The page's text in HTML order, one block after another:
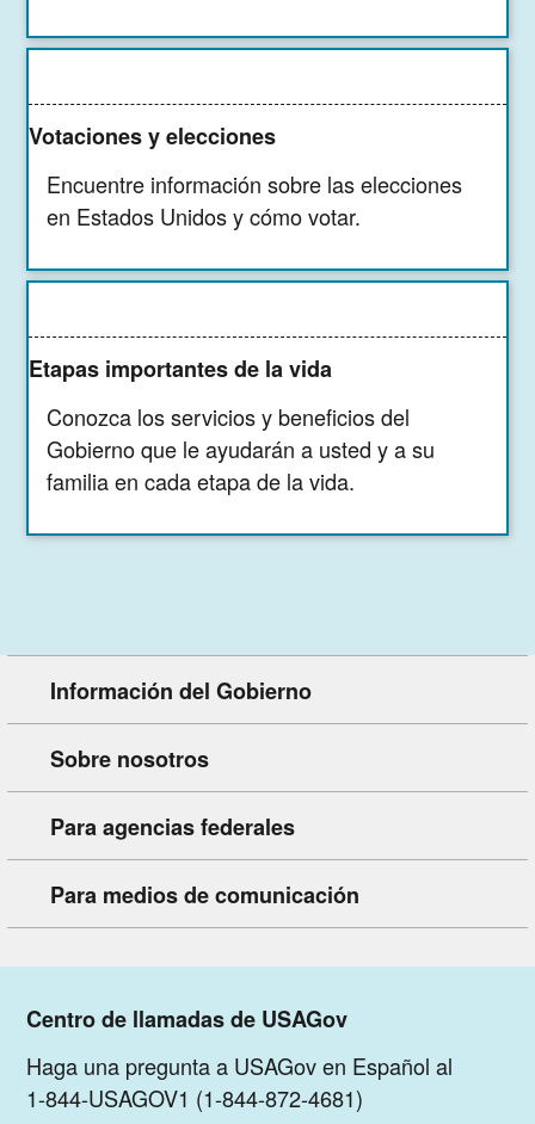
Votaciones y elecciones
Encuentre información sobre las elecciones
en Estados Unidos y cómo votar.
Etapas importantes de la vida
Conozca los servicios y beneficios del
Gobierno que le ayudarán a usted y a su
familia en cada etapa de la vida.
Información del Gobierno
Sobre nosotros
Para agencias federales
Para medios de comunicación
Centro de llamadas de USAGov
Haga una pregunta a USAGov en Español al
1-844-USAGOV1 (1-844-872-4681)